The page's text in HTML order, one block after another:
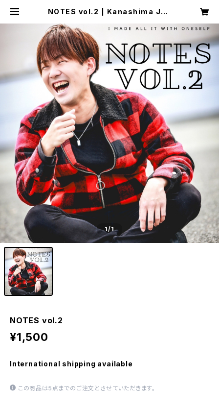
NOTES vol.2 | Kanashima Jun
1/1
NOTES vol.2
¥1,500
International shipping available
この商品は5点までのご注文とさせていただきます。